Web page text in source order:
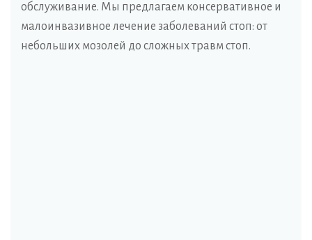
обслуживание. Мы предлагаем консервативное и
малоинвазивное лечение заболеваний стоп: от
небольших мозолей до сложных травм стоп.